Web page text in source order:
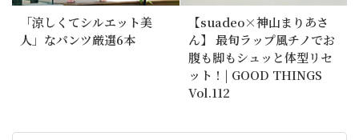
「涼しくてシルエット美
人」なパンツ厳選6本
【suadeo×神山まりあさ
ん】 最旬ラップ風チノでお
腹も脚もシュッと体型リセ
ット！| GOOD THINGS
Vol.112